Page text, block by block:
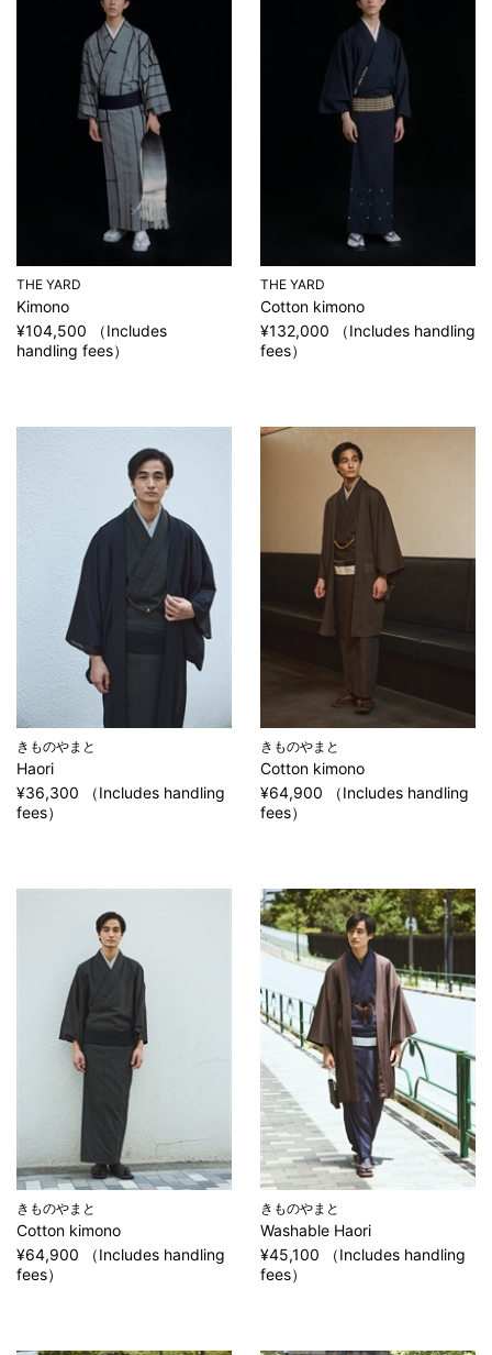
THE YARD
Kimono
¥104,500 （Includes
handling fees）
THE YARD
Cotton kimono
¥132,000 （Includes handling
fees）
きものやまと
Haori
¥36,300 （Includes handling
fees）
きものやまと
Cotton kimono
¥64,900 （Includes handling
fees）
きものやまと
Cotton kimono
¥64,900 （Includes handling
fees）
きものやまと
Washable Haori
¥45,100 （Includes handling
fees）